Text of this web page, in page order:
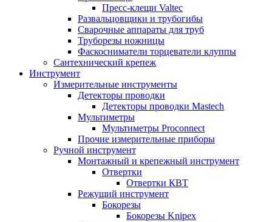
Пресс-клещи Valtec
Развальцовщики и трубогибы
Сварочные аппараты для труб
Труборезы ножницы
Фаскосниматели торцеватели клуппы
Сантехнический крепеж
Инструмент
Измерительные инструменты
Детекторы проводки
Детекторы проводки Mastech
Мультиметры
Мультиметры Proconnect
Прочие измерительные приборы
Ручной инструмент
Монтажный и крепежный инструмент
Отвертки
Отвертки КВТ
Режущий инструмент
Бокорезы
Бокорезы Knipex